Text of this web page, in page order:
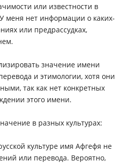
или известности в
меня нет информации о каких-
или предрассудках,
значение имени
и этимологии, хотя они
так как нет конкретных
этого имени.
в разных культурах:
культуре имя Афгефя не
или перевода. Вероятно,